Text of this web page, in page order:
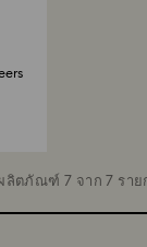
ลิตภัณฑ์ 7 จาก 7 ราย